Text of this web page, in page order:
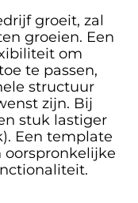
groeit, zal
groeien. Een
om
te passen,
structuur
zijn. Bij
stuk lastiger
Een template